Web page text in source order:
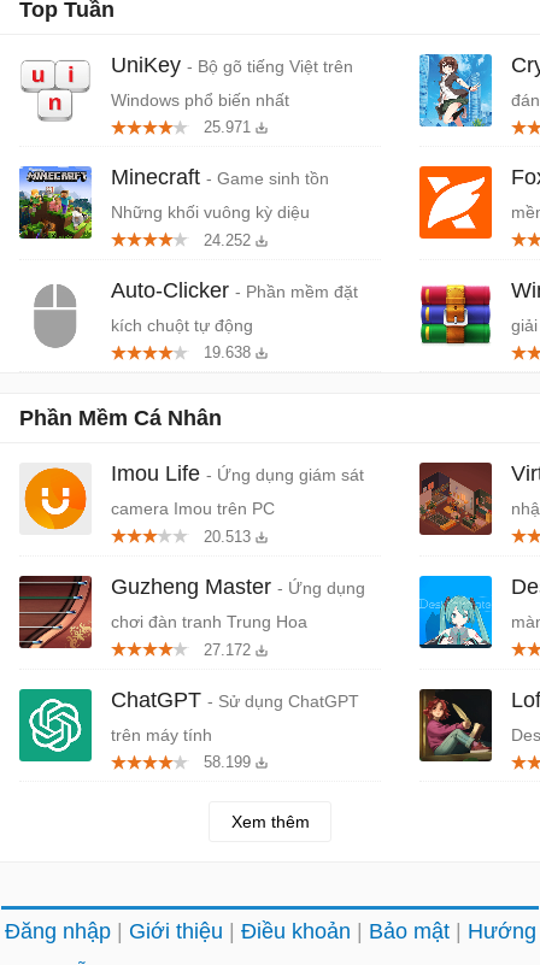
Top Tuần
UniKey - Bộ gõ tiếng Việt trên
Windows phổ biến nhất
25.971
Minecraft - Game sinh tồn
Những khối vuông kỳ diệu
24.252
Auto-Clicker - Phần mềm đặt
kích chuột tự động
19.638
Phần Mềm Cá Nhân
Imou Life - Ứng dụng giám sát
camera Imou trên PC
20.513
Guzheng Master - Ứng dụng
chơi đàn tranh Trung Hoa
27.172
ChatGPT - Sử dụng ChatGPT
trên máy tính
58.199
Xem thêm
Đăng nhập Giới thiệu Điều khoản Bảo mật
Hướng